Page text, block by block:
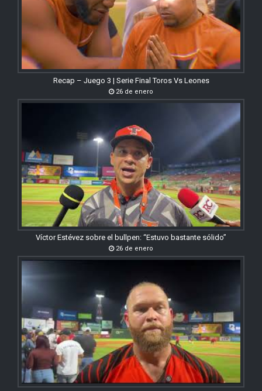
Recap – Juego 3 | Serie Final Toros Vs Leones
26 de enero
Víctor Estévez sobre el bullpen: “Estuvo bastante sólido”
26 de enero